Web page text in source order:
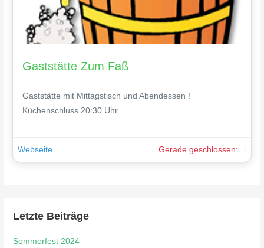
Gaststätte Zum Faß
Gaststätte mit Mittagstisch und Abendessen !
Küchenschluss 20:30 Uhr
Webseite Gerade geschlossen:
Letzte Beiträge
Sommerfest 2024